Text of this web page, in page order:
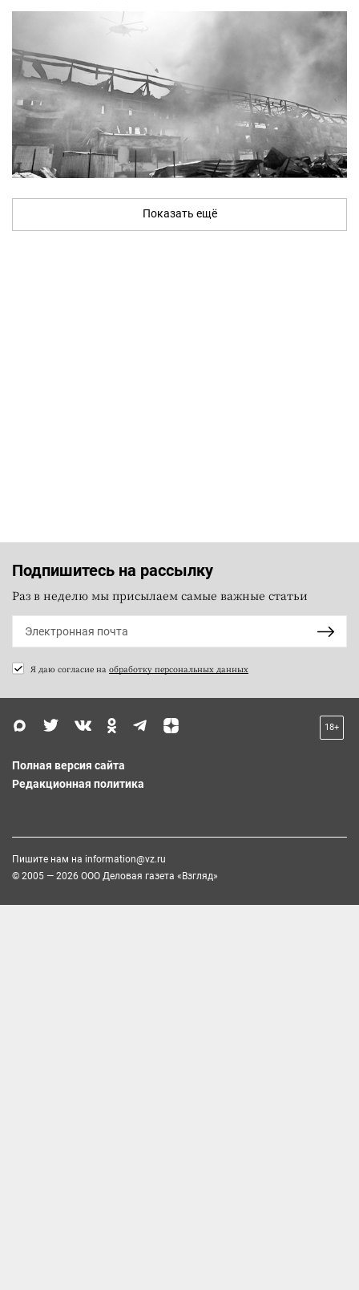
Показать ещё
Подпишитесь на рассылку
Раз в неделю мы присылаем самые важные статьи
Я даю согласие на обработку персональных данных
18+
Полная версия сайта
Редакционная политика
Пишите нам на information@vz.ru
© 2005 — 2026 ООО Деловая газета «Взгляд»